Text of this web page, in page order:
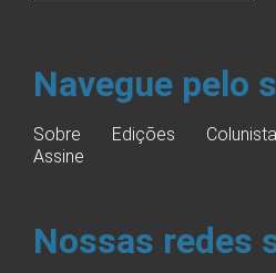
Navegue pelo
Sobre Edições
Assine
Nossas redes